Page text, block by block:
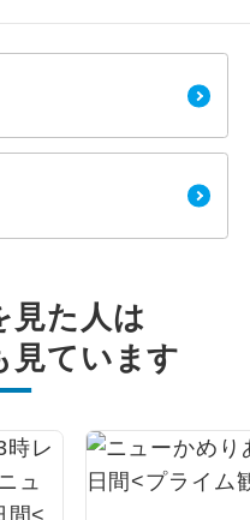
見た人は
見ています